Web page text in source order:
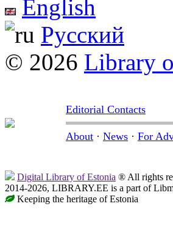
English
Русский
© 2026 Library
Editorial Contacts
About · News · For
Digital Library of Estonia ® All rights
2014-2026, LIBRARY.EE is a part of
Keeping the heritage of Estonia